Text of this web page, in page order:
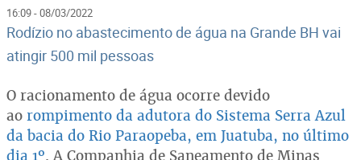
16:09 - 08/03/2022
Rodízio no abastecimento de água na Grande BH vai
atingir 500 mil pessoas
O racionamento de água ocorre devido
ao rompimento da adutora do Sistema Serra Azul
da bacia do Rio Paraopeba, em Juatuba, no último
dia 1º. A Companhia de Saneamento de Minas